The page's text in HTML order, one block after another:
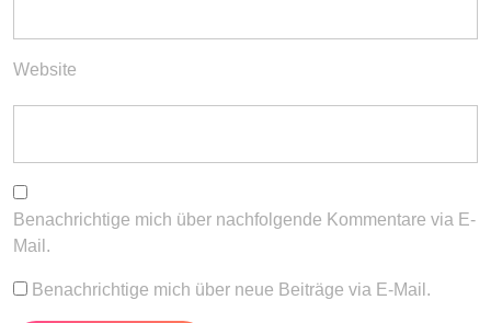
Website
Benachrichtige mich über nachfolgende Kommentare via E-
Mail.
Benachrichtige mich über neue Beiträge via E-Mail.